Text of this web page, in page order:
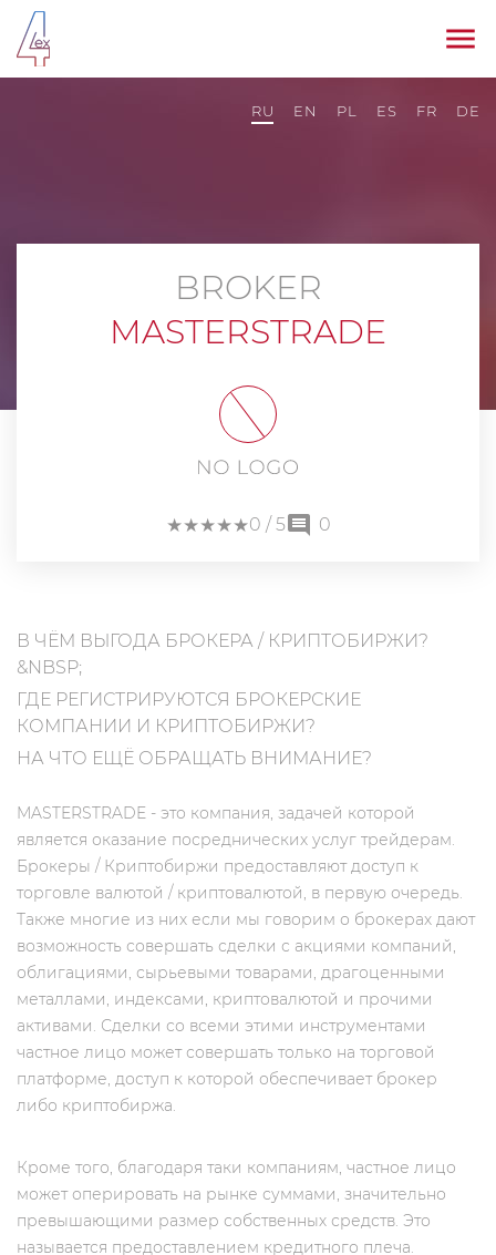
RU EN PL ES FR DE
BROKER
MASTERSTRADE
★★
★★
★★
★★
★★
0 / 5 0
В ЧЁМ ВЫГОДА БРОКЕРА / КРИПТОБИРЖИ?
&NBSP;
ГДЕ РЕГИСТРИРУЮТСЯ БРОКЕРСКИЕ
КОМПАНИИ И КРИПТОБИРЖИ?
НА ЧТО ЕЩЁ ОБРАЩАТЬ ВНИМАНИЕ?
MASTERSTRADE - это компания, задачей которой
является оказание посреднических услуг трейдерам.
Брокеры / Криптобиржи предоставляют доступ к
торговле валютой / криптовалютой, в первую очередь.
Также многие из них если мы говорим о брокерах дают
возможность совершать сделки с акциями компаний,
облигациями, сырьевыми товарами, драгоценными
металлами, индексами, криптовалютой и прочими
активами. Сделки со всеми этими инструментами
частное лицо может совершать только на торговой
платформе, доступ к которой обеспечивает брокер
либо криптобиржа.
Кроме того, благодаря таки компаниям, частное лицо
может оперировать на рынке суммами, значительно
превышающими размер собственных средств. Это
называется предоставлением кредитного плеча.